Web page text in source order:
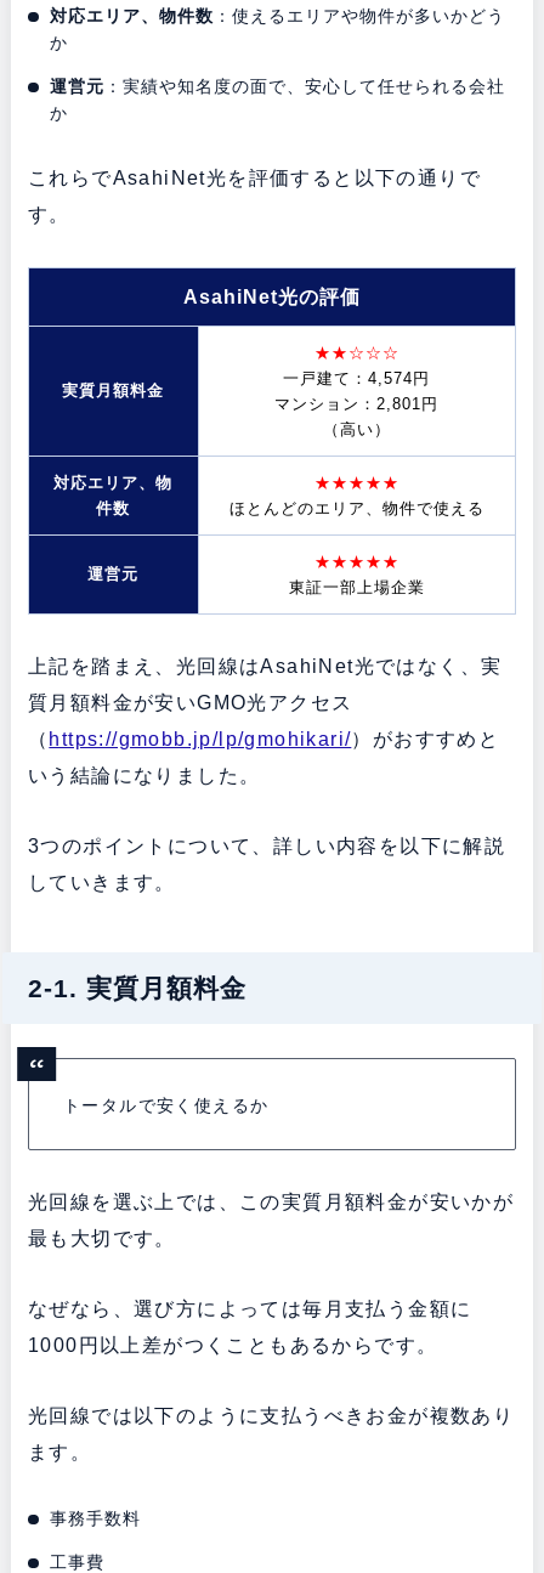
対応エリア、物件数 ：使えるエリアや物件が多いかどう
か
運営元 ：実績や知名度の面で、安心して任せられる会社
か
これらでAsahiNet光を評価すると以下の通りで
す。
AsahiNet光の評価
実質月額料金
★★☆☆☆
一戸建て：4,574円
マンション：2,801円
（高い）
対応エリア、物
件数
★★★★★
ほとんどのエリア、物件で使える
運営元
★★★★★
東証一部上場企業
上記を踏まえ、光回線はAsahiNet光ではなく、実
質月額料金が安いGMO光アクセス
（ https://gmobb.jp/lp/gmohikari/）がおすすめと
いう結論になりました。
3つのポイントについて、詳しい内容を以下に解説
していきます。
2-1. 実質月額料金
トータルで安く使えるか
光回線を選ぶ上では、この実質月額料金が安いかが
最も大切です。
なぜなら、選び方によっては毎月支払う金額に
1000円以上差がつくこともあるからです。
光回線では以下のように支払うべきお金が複数あり
ます。
事務手数料
工事費